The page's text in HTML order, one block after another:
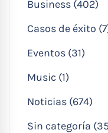
Business (402)
Casos de éxito
Eventos (31)
Music (1)
Noticias (674)
Sin categoría